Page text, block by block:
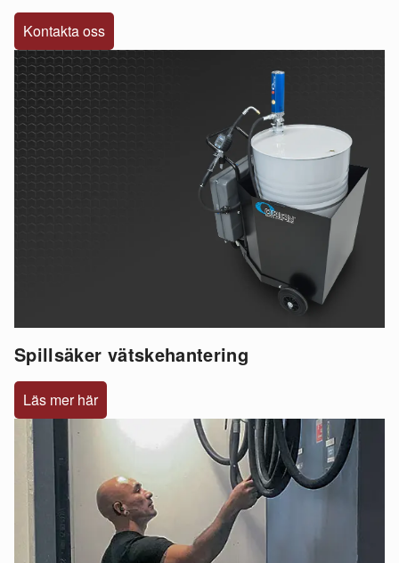
Kontakta oss
Spillsäker vätskehantering
Läs mer här